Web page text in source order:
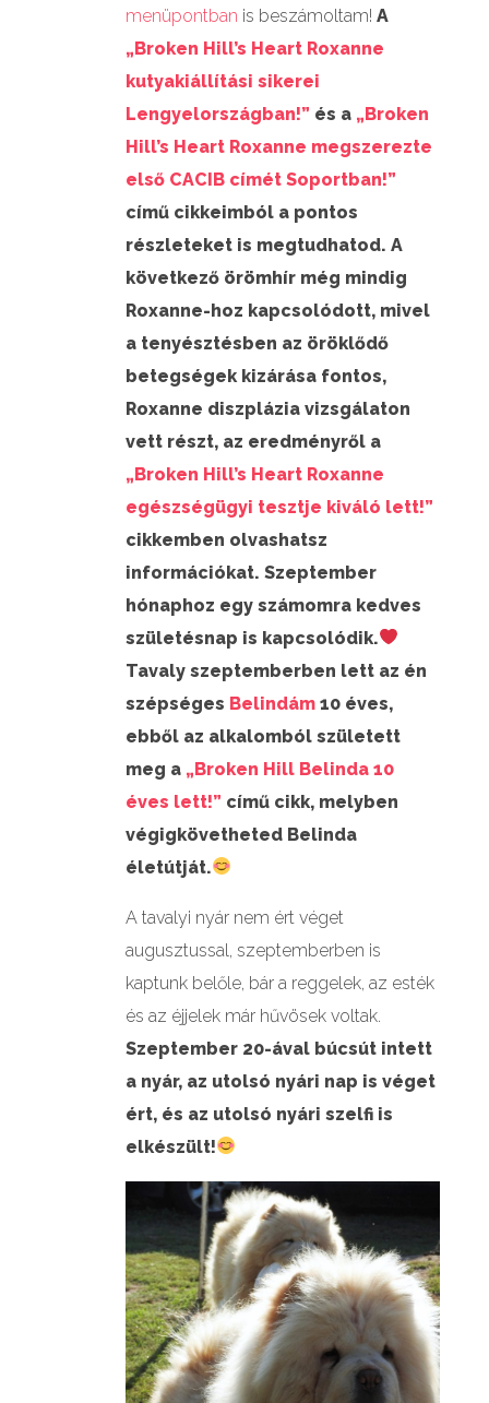
menüpontban is beszámoltam!A
„Broken Hill’s Heart Roxanne
kutyakiállítási sikerei
Lengyelországban!” és a „Broken
Hill’s Heart Roxanne megszerezte
első CACIB címét Soportban!”
című cikkeimból a pontos
részleteket is megtudhatod. A
következő örömhír még mindig
Roxanne-hoz kapcsolódott, mivel
a tenyésztésben az öröklődő
betegségek kizárása fontos,
Roxanne diszplázia vizsgálaton
vett részt, az eredményről a
„Broken Hill’s Heart Roxanne
egészségügyi tesztje kiváló lett!”
cikkemben olvashatsz
információkat. Szeptember
hónaphoz egy számomra kedves
születésnap is kapcsolódik.
Tavaly szeptemberben lett az én
szépséges Belindám 10 éves,
ebből az alkalomból született
meg a „Broken Hill Belinda 10
éves lett!” című cikk, melyben
végigkövetheted Belinda
életútját.
A tavalyi nyár nem ért véget
augusztussal, szeptemberben is
kaptunk belőle, bár a reggelek, az esték
és az éjjelek már hűvösek voltak.
Szeptember 20-ával búcsút intett
a nyár, az utolsó nyári nap is véget
ért, és az utolsó nyári szelfi is
elkészült!